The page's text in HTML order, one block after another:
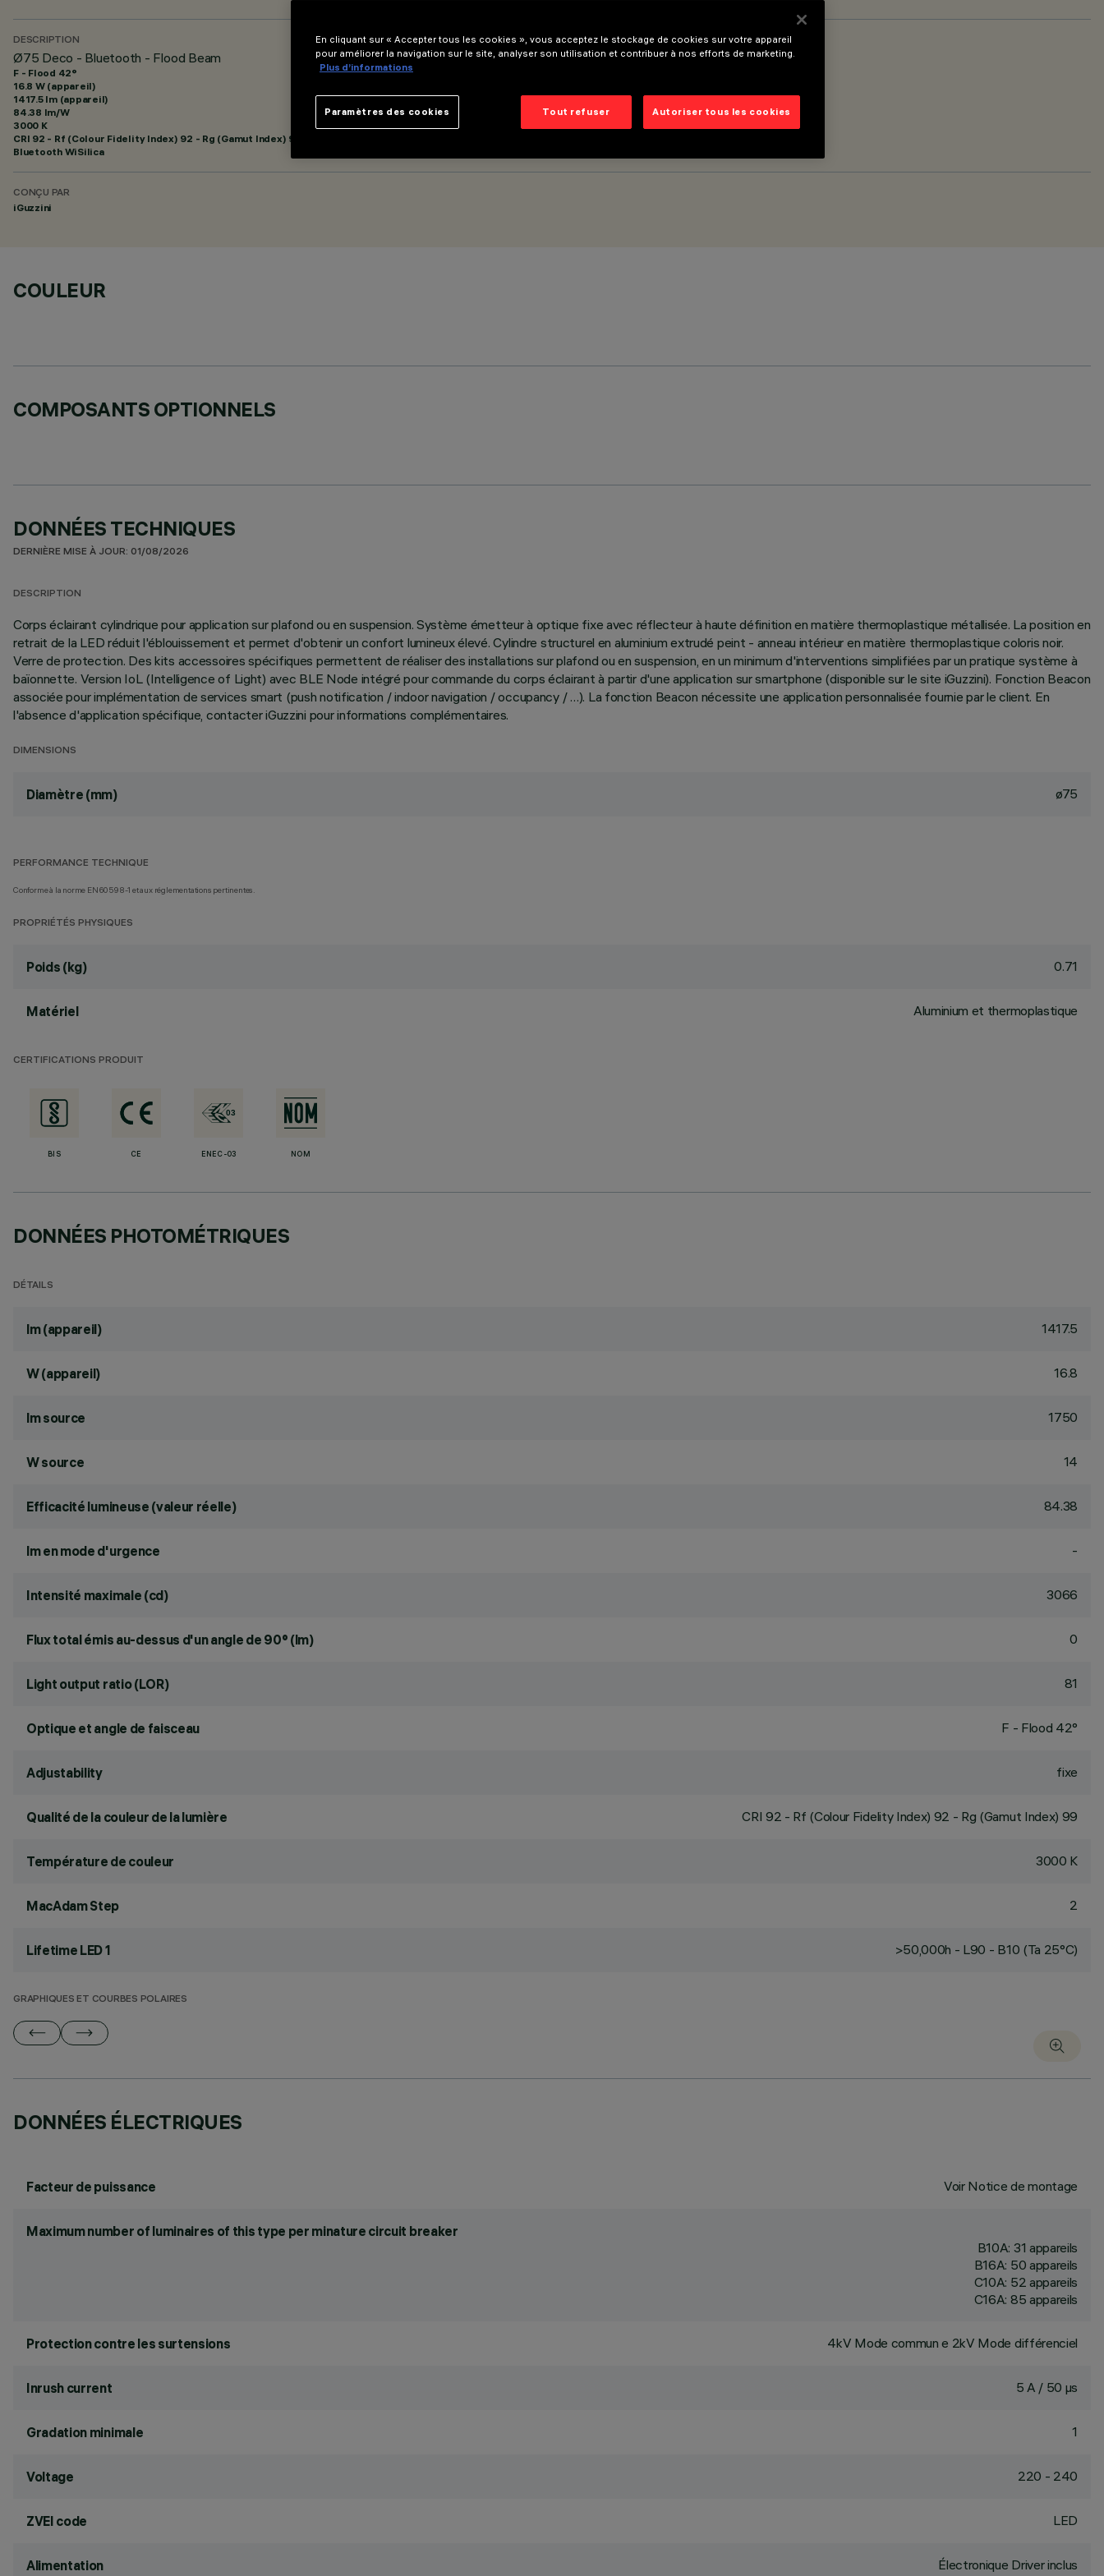
DESCRIPTION
Ø75 Deco - Bluetooth - Flood Beam
F - Flood 42°
16.8 W (appareil)
1417.5 lm (appareil)
84.38 lm/W
3000 K
CRI 92 - Rf (Colour Fidelity Index) 92 - Rg (Gamut Index) 99
Bluetooth WiSilica
CONÇU PAR
iGuzzini
COULEUR
COMPOSANTS OPTIONNELS
DONNÉES TECHNIQUES
DERNIÈRE MISE À JOUR: 01/08/2026
DESCRIPTION
Corps éclairant cylindrique pour application sur plafond ou en suspension. Système émetteur à optique fixe avec réflecteur à haute définition en matière thermoplastique métallisée. La position en
retrait de la LED réduit l'éblouissement et permet d'obtenir un confort lumineux élevé. Cylindre structurel en aluminium extrudé peint - anneau intérieur en matière thermoplastique coloris noir.
Verre de protection. Des kits accessoires spécifiques permettent de réaliser des installations sur plafond ou en suspension, en un minimum d'interventions simplifiées par un pratique système à
baïonnette. Version IoL (Intelligence of Light) avec BLE Node intégré pour commande du corps éclairant à partir d'une application sur smartphone (disponible sur le site iGuzzini). Fonction Beacon
associée pour implémentation de services smart (push notification / indoor navigation / occupancy / …). La fonction Beacon nécessite une application personnalisée fournie par le client. En
l'absence d'application spécifique, contacter iGuzzini pour informations complémentaires.
DIMENSIONS
Diamètre (mm) ø75
PERFORMANCE TECHNIQUE
Conforme à la norme EN60598-1 et aux réglementations pertinentes.
PROPRIÉTÉS PHYSIQUES
Poids (kg) 0.71
Matériel Aluminium et thermoplastique
CERTIFICATIONS PRODUIT
BIS CE ENEC-03 NOM
DONNÉES PHOTOMÉTRIQUES
DÉTAILS
lm (appareil) 1417.5
W (appareil) 16.8
lm source 1750
W source 14
Efficacité lumineuse (valeur réelle) 84.38
lm en mode d'urgence -
Intensité maximale (cd) 3066
Flux total émis au-dessus d'un angle de 90° (lm) 0
Light output ratio (LOR) 81
Optique et angle de faisceau F - Flood 42°
Adjustability fixe
Qualité de la couleur de la lumière CRI 92 - Rf (Colour Fidelity Index) 92 - Rg (Gamut Index) 99
Température de couleur 3000 K
MacAdam Step 2
Lifetime LED 1 >50,000h - L90 - B10 (Ta 25°C)
GRAPHIQUES ET COURBES POLAIRES
DONNÉES ÉLECTRIQUES
Facteur de puissance Voir Notice de montage
Maximum number of luminaires of this type per minature circuit breaker
B10A: 31 appareils
B16A: 50 appareils
C10A: 52 appareils
C16A: 85 appareils
Protection contre les surtensions 4kV Mode commun e 2kV Mode différenciel
Inrush current 5 A / 50 µs
Gradation minimale 1
Voltage 220 - 240
ZVEI code LED
Alimentation Électronique Driver inclus
En cliquant sur « Accepter tous les cookies », vous acceptez le stockage de cookies sur votre appareil
pour améliorer la navigation sur le site, analyser son utilisation et contribuer à nos efforts de marketing.
Plus d’informations
Tout refuser Autoriser tous les cookies
Paramètres des cookies